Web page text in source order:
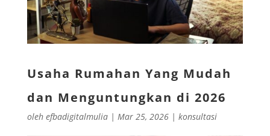
Usaha Rumahan Yang Mudah
dan Menguntungkan di 2026
oleh efbadigitalmulia| Mar 25, 2026| konsultasi